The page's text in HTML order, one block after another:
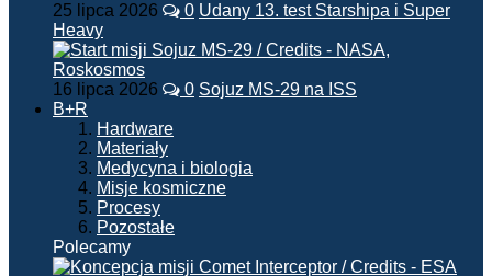
25 lipca 2026 0 Udany 13. test Starshipa i Super
Heavy
16 lipca 2026 0 Sojuz MS-29 na ISS
B+R
Hardware
Materiały
Medycyna i biologia
Misje kosmiczne
Procesy
Pozostałe
Polecamy